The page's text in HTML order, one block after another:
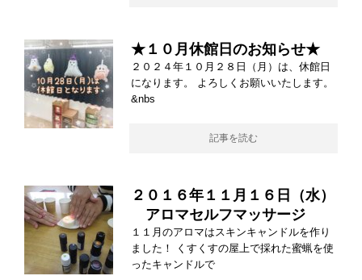
★１０月休館日のお知らせ★
２０２４年１０月２８日（月）は、休館日
になります。 よろしくお願いいたします。
&nbs
記事を読む
２０１６年１１月１６日（水）
アロマセルフマッサージ
１１月のアロマはスキンキャンドルを作り
ました！ くすくすの屋上で採れた蜜蝋を使
ったキャンドルで